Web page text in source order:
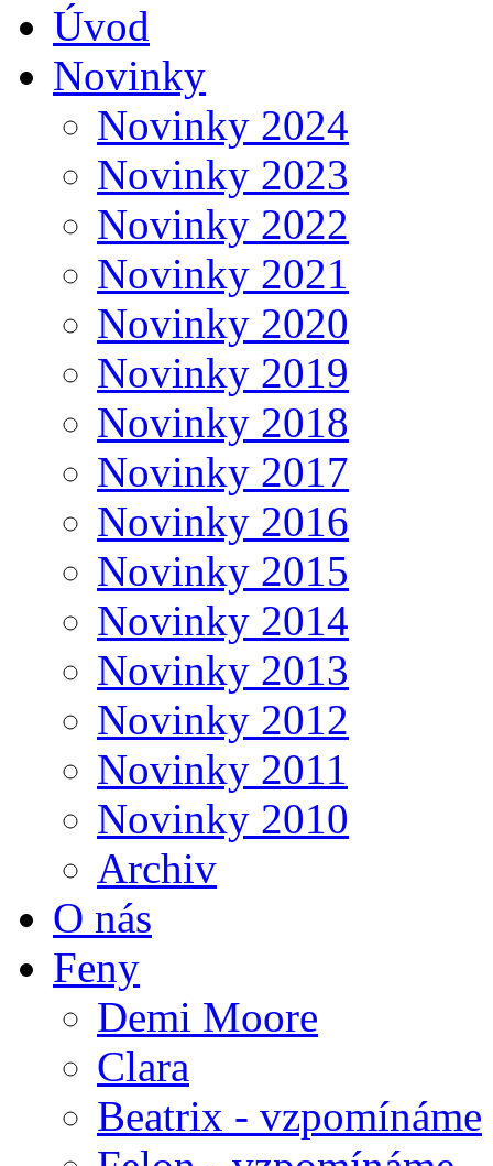
Úvod
Novinky
Novinky 2024
Novinky 2023
Novinky 2022
Novinky 2021
Novinky 2020
Novinky 2019
Novinky 2018
Novinky 2017
Novinky 2016
Novinky 2015
Novinky 2014
Novinky 2013
Novinky 2012
Novinky 2011
Novinky 2010
Archiv
O nás
Feny
Demi Moore
Clara
Beatrix - vzpomínáme